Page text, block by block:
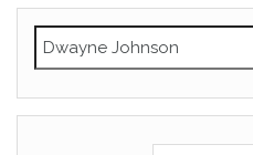
Rechercher :